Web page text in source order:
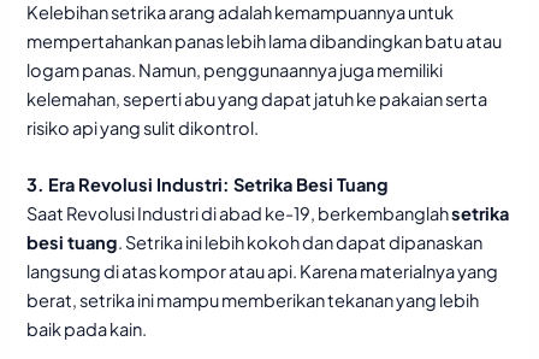
Kelebihan setrika arang adalah kemampuannya untuk
mempertahankan panas lebih lama dibandingkan batu atau
logam panas. Namun, penggunaannya juga memiliki
kelemahan, seperti abu yang dapat jatuh ke pakaian serta
risiko api yang sulit dikontrol.
3. Era Revolusi Industri:Setrika Besi Tuang
Saat Revolusi Industri di abad ke-19, berkembanglahsetrika
besi tuang. Setrika ini lebih kokoh dan dapat dipanaskan
langsung di atas kompor atau api. Karena materialnya yang
berat, setrika ini mampu memberikan tekanan yang lebih
baik pada kain.